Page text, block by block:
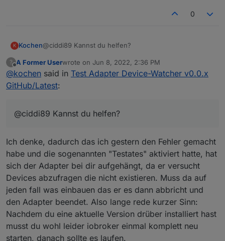
taucht die Instanz auch auf, aber ohne irgendeinen
0
K Kochen@ciddi89 Kannst du helfen?
?
Offline
A Former Userwrote on Jun 8, 2022, 2:36 PM
last edited by
@kochen said in Test Adapter Device-Watcher v0.0.x
GitHub/Latest:
@ciddi89 Kannst du helfen?
Ich denke, dadurch das ich gestern den Fehler gemacht
habe und die sogenannten "Testates" aktiviert hatte, hat
sich der Adapter bei dir aufgehängt, da er versucht
Devices abzufragen die nicht existieren. Muss da auf
jeden fall was einbauen das er es dann abbricht und
den Adapter beendet. Also lange rede kurzer Sinn:
Nachdem du eine aktuelle Version drüber installiert hast
musst du wohl leider iobroker einmal komplett neu
starten, danach sollte es laufen.